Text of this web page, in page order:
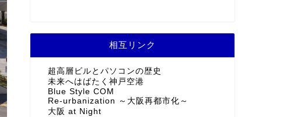
相互リンク
超高層ビルとパソコンの歴史
未来へはばたく神戸空港
Blue Style COM
Re-urbanization ～大阪再都市化～
大阪 at Night